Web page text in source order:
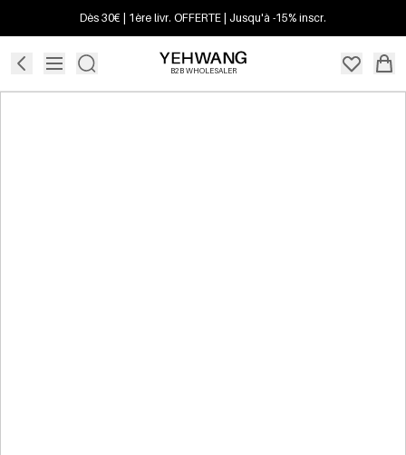
Dès 30€ | 1ère livr. OFFERTE | Jusqu'à -15% inscr.
B2B WHOLESALER